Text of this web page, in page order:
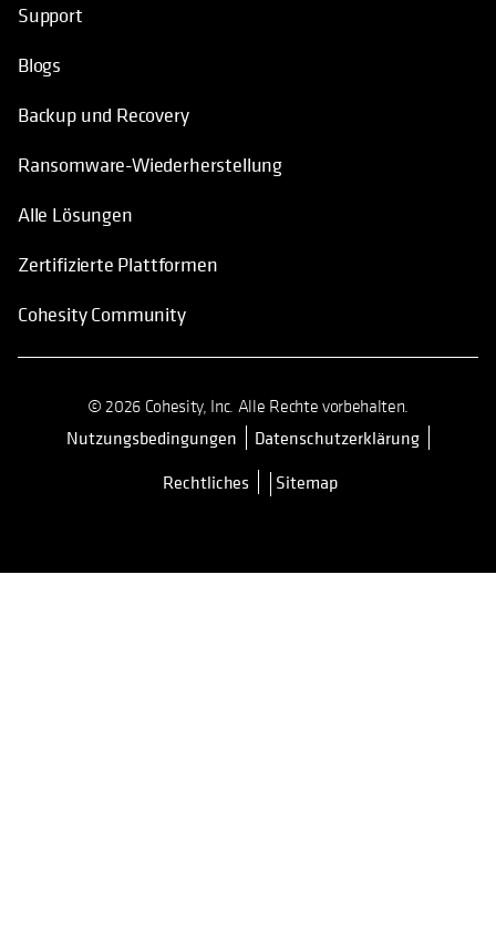
Support
Blogs
Backup und Recovery
Ransomware-Wiederherstellung
Alle Lösungen
Zertifizierte Plattformen
Cohesity Community
© 2026 Cohesity, Inc. Alle Rechte vorbehalten.
Nutzungsbedingungen wird in einer neuen Registerkarte
Datenschutzerklärung
Rechtliches
Sitemap